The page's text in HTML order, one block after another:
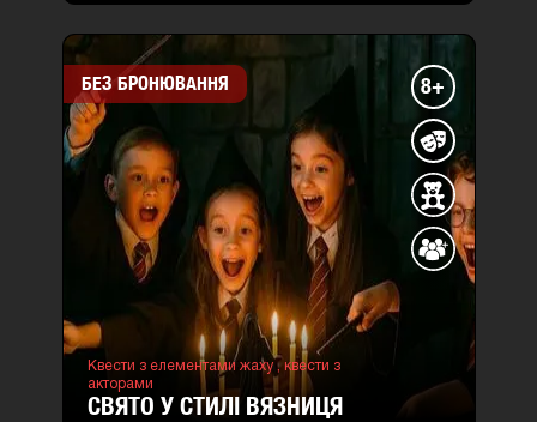
БЕЗ БРОНЮВАННЯ 8+
Квести з елементами жаху , квести з
акторами
СВЯТО У СТИЛІ ВЯЗНИЦЯ